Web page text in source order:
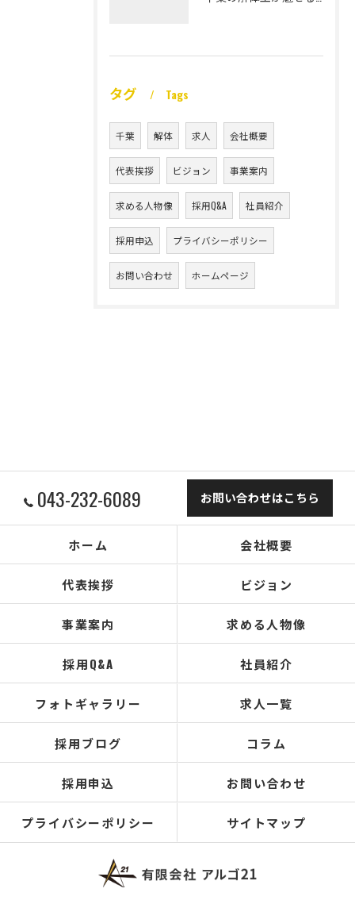
タグ Tags
千葉 解体 求人 会社概要
代表挨拶 ビジョン 事業案内
求める人物像 採用Q&A 社員紹介
採用申込 プライバシーポリシー
お問い合わせ ホームページ
043-232-6089 お問い合わせはこちら
ホーム 会社概要
代表挨拶 ビジョン
事業案内 求める人物像
採用Q&A 社員紹介
フォトギャラリー 求人一覧
採用ブログ コラム
採用申込 お問い合わせ
プライバシーポリシー サイトマップ